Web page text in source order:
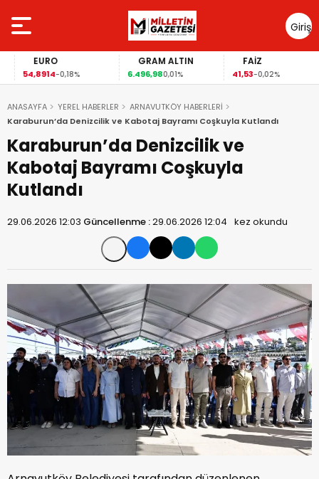
Giriş
Yap
EURO
54,8914-0,18%
GRAM ALTIN
6.496,980,01%
FAİZ
41,53-0,02%
ANASAYFA YEREL HABERLER
ARNAVUTKÖY HABERLERİ
Karaburun’da Denizcilik ve Kabotaj Bayramı Coşkuyla Kutlandı
Karaburun’da Denizcilik ve
Kabotaj Bayramı Coşkuyla
Kutlandı
29.06.2026 12:03 Güncellenme :29.06.2026 12:04 kez okundu